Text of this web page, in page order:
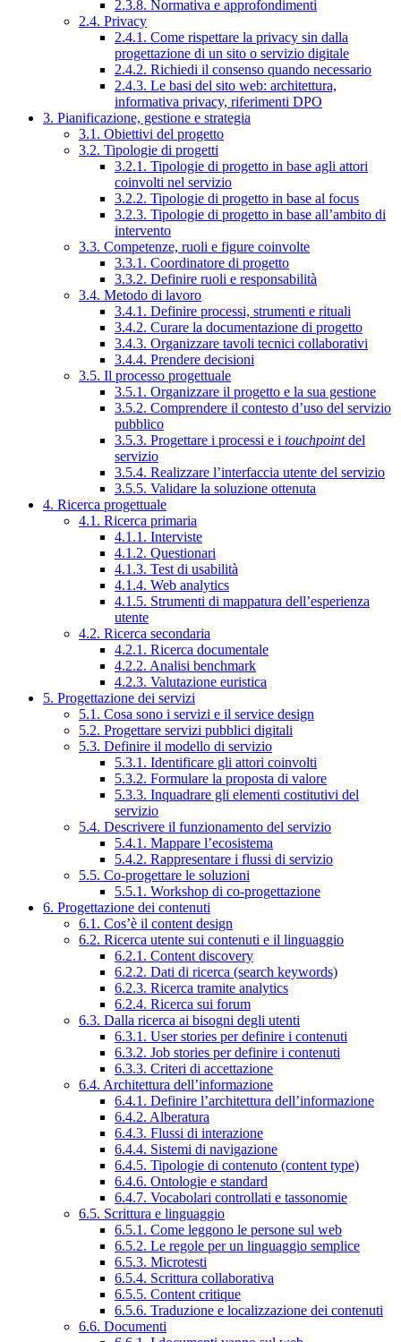
2.3.8. Normativa e approfondimenti
2.4. Privacy
2.4.1. Come rispettare la privacy sin dalla
progettazione di un sito o servizio digitale
2.4.2. Richiedi il consenso quando necessario
2.4.3. Le basi del sito web: architettura,
informativa privacy, riferimenti DPO
3. Pianificazione, gestione e strategia
3.1. Obiettivi del progetto
3.2. Tipologie di progetti
3.2.1. Tipologie di progetto in base agli attori
coinvolti nel servizio
3.2.2. Tipologie di progetto in base al focus
3.2.3. Tipologie di progetto in base all’ambito di
intervento
3.3. Competenze, ruoli e figure coinvolte
3.3.1. Coordinatore di progetto
3.3.2. Definire ruoli e responsabilità
3.4. Metodo di lavoro
3.4.1. Definire processi, strumenti e rituali
3.4.2. Curare la documentazione di progetto
3.4.3. Organizzare tavoli tecnici collaborativi
3.4.4. Prendere decisioni
3.5. Il processo progettuale
3.5.1. Organizzare il progetto e la sua gestione
3.5.2. Comprendere il contesto d’uso del servizio
pubblico
3.5.3. Progettare i processi e i touchpointdel
servizio
3.5.4. Realizzare l’interfaccia utente del servizio
3.5.5. Validare la soluzione ottenuta
4. Ricerca progettuale
4.1. Ricerca primaria
4.1.1. Interviste
4.1.2. Questionari
4.1.3. Test di usabilità
4.1.4. Web analytics
4.1.5. Strumenti di mappatura dell’esperienza
utente
4.2. Ricerca secondaria
4.2.1. Ricerca documentale
4.2.2. Analisi benchmark
4.2.3. Valutazione euristica
5. Progettazione dei servizi
5.1. Cosa sono i servizi e il service design
5.2. Progettare servizi pubblici digitali
5.3. Definire il modello di servizio
5.3.1. Identificare gli attori coinvolti
5.3.2. Formulare la proposta di valore
5.3.3. Inquadrare gli elementi costitutivi del
servizio
5.4. Descrivere il funzionamento del servizio
5.4.1. Mappare l’ecosistema
5.4.2. Rappresentare i flussi di servizio
5.5. Co-progettare le soluzioni
5.5.1. Workshop di co-progettazione
6. Progettazione dei contenuti
6.1. Cos’è il content design
6.2. Ricerca utente sui contenuti e il linguaggio
6.2.1. Content discovery
6.2.2. Dati di ricerca (search keywords)
6.2.3. Ricerca tramite analytics
6.2.4. Ricerca sui forum
6.3. Dalla ricerca ai bisogni degli utenti
6.3.1. User stories per definire i contenuti
6.3.2. Job stories per definire i contenuti
6.3.3. Criteri di accettazione
6.4. Architettura dell’informazione
6.4.1. Definire l’architettura dell’informazione
6.4.2. Alberatura
6.4.3. Flussi di interazione
6.4.4. Sistemi di navigazione
6.4.5. Tipologie di contenuto (content type)
6.4.6. Ontologie e standard
6.4.7. Vocabolari controllati e tassonomie
6.5. Scrittura e linguaggio
6.5.1. Come leggono le persone sul web
6.5.2. Le regole per un linguaggio semplice
6.5.3. Microtesti
6.5.4. Scrittura collaborativa
6.5.5. Content critique
6.5.6. Traduzione e localizzazione dei contenuti
6.6. Documenti